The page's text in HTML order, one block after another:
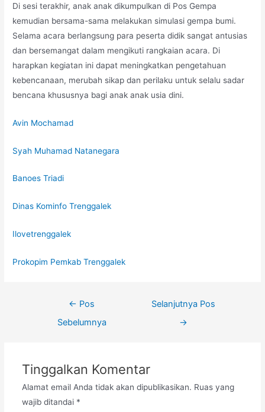
Di sesi terakhir, anak anak dikumpulkan di Pos Gempa
kemudian bersama-sama melakukan simulasi gempa bumi.
Selama acara berlangsung para peserta didik sangat antusias
dan bersemangat dalam mengikuti rangkaian acara. Di
harapkan kegiatan ini dapat meningkatkan pengetahuan
kebencanaan, merubah sikap dan perilaku untuk selalu sadar
bencana khususnya bagi anak anak usia dini.
Avin Mochamad
Syah Muhamad Natanegara
Banoes Triadi
Dinas Kominfo Trenggalek
Ilovetrenggalek
Prokopim Pemkab Trenggalek
← Pos
Sebelumnya
Selanjutnya Pos
→
Tinggalkan Komentar
Alamat email Anda tidak akan dipublikasikan. Ruas yang
wajib ditandai *